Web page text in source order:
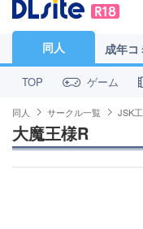
同人 成年コ
TOP ゲーム
同人 サークル一覧 JSK
大魔王様R